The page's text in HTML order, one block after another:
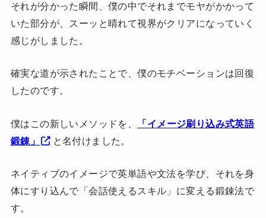
それが分かった瞬間、僕の中でそれまでモヤがかかって
いた部分が、スーッと晴れて視界がクリアになっていく
感じがしました。
確実な道が示されたことで、僕のモチベーションは回復
したのです。
僕はこの新しいメソッドを、
「イメージ刷り込み式英語
鍛錬」
と名付けました。
ネイティブのイメージで英単語や文法を学び、それを身
体にすり込んで「会話使えるスキル」に変える鍛錬法で
す。